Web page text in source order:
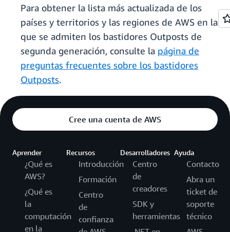
Para obtener la lista más actualizada de los
países y territorios y las regiones de AWS en las
que se admiten los bastidores Outposts de
segunda generación, consulte la página de
preguntas frecuentes sobre los bastidores
Outposts.
Cree una cuenta de AWS
Aprender
¿Qué es
AWS?
¿Qué es
la
computación
en la
Recursos
Introducción
Formación
Centro
de
confianza
Desarrolladores
Centro
de
creadores
SDK y
herramientas
Ayuda
Contacto
Abra un
ticket de
soporte
técnico